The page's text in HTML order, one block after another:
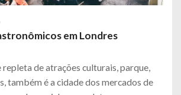
em Londres
repleta de atrações culturais, parque,
também é a cidade dos mercados de